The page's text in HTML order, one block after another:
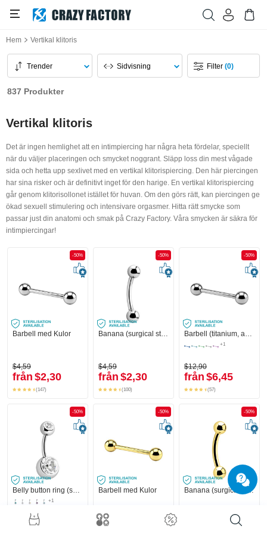
Hem Vertikal klitoris
Trender Sidvisning Filter(0)
837 Produkter
Vertikal klitoris
Det är ingen hemlighet att en intimpiercing har några heta fördelar, speciellt
när du väljer placeringen och smycket noggrant. Släpp loss din mest vågade
sida och hetta upp sexlivet med en vertikal klitorispiercing. Den här piercingen
har sina risker och är definitivt inget för den harige. En vertikal klitorispiercing
går genom klitorisollonet istället för huvan. Om den görs rätt, kan piercingen ge
ökad sexuell stimulering och intensivare orgasmer. Hitta rätt smycke som
passar just din anatomi och smak på Crazy Factory. Våra smycken är säkra för
intimpiercingar!
-50%
Barbell med Kulor
$4,59
från $2,30
(147)
-50%
Banana (surgical steel, silver, shiny finish) med Kulor
$4,59
från $2,30
(100)
-50%
Barbell (titanium, anodized) med Kulor
+1
$12,90
från $6,45
(57)
-50%
+1
$16,90
-50%
Barbell med Kulor
$17,90
-50%
Banana (surgical steel, gold, shiny finish)